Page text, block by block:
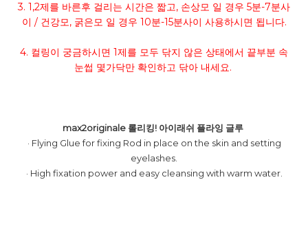
3. 1,2제를 바른후 걸리는 시간은 짧고, 손상모 일 경우 5분-7분사
이 / 건강모, 굵은모 일 경우 10분-15분사이 사용하시면 됩니다.
4. 컬링이 궁금하시면 1제를 모두 닦지 않은 상태에서 끝부분 속
눈썹 몇가닥만 확인하고 닦아 내세요.
max2originale 롤리킹! 아이래쉬 플라잉 글루
· Flying Glue for fixing Rod in place on the skin and setting
eyelashes.
· High fixation power and easy cleansing with warm water.